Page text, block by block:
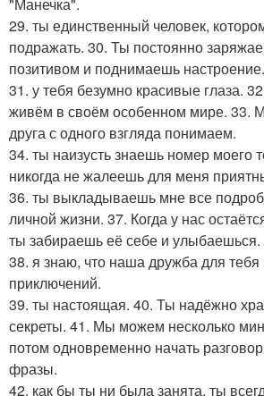
"Манечка".
29. ты единственный человек,
подражать. 30. Ты постоянно
позитивом и поднимаешь настроение.
31. у тебя безумно красивые глаза.
живём в своём особенном мире. 33.
друга с одного взгляда понимаем.
34. ты наизусть знаешь номер моего
никогда не жалеешь для меня
36. ты выкладываешь мне все
личной жизни. 37. Когда у нас
ты забираешь её себе и улыбаешься.
38. я знаю, что наша дружба для
приключений.
39. ты настоящая. 40. Ты надёжно
секреты. 41. Мы можем несколько
потом одновременно начать
фразы.
42. как бы ты ни была занята, ты